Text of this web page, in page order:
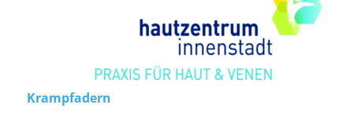
Krampfadern